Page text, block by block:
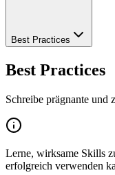
Best Practices
Best Practices
Schreibe prägnante und
Lerne, wirksame Skills
erfolgreich verwenden